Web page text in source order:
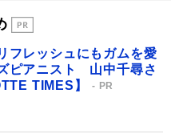
フレッシュにもガムを愛
ピアニスト 山中千尋さ
TIMES】
PR